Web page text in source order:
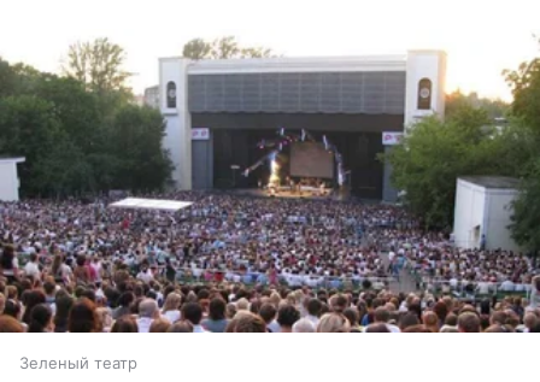
Зеленый театр